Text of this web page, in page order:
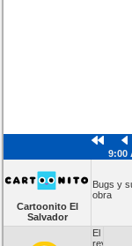
9:00
Cartoonito El
Salvador
Bugs y
obra
El
rey